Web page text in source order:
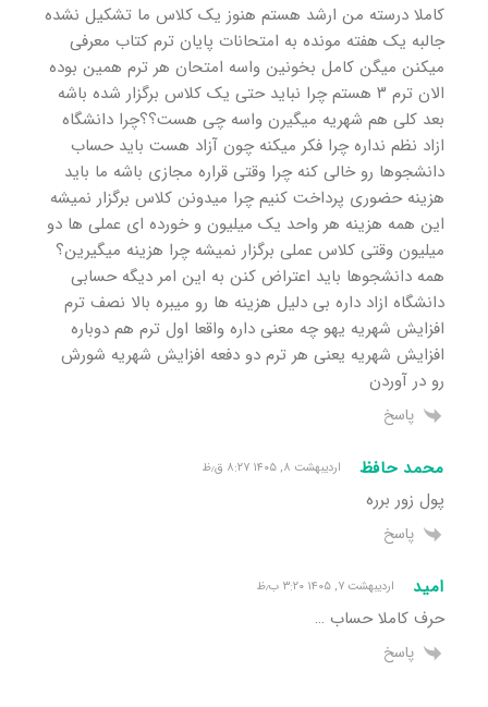
کاملا درسته من ارشد هستم هنوز یک کلاس ما تشکیل نشده
جالبه یک هفته مونده به امتحانات پایان ترم کتاب معرفی
میکنن میگن کامل بخونین واسه امتحان هر ترم همین بوده
الان ترم ۳ هستم چرا نباید حتی یک کلاس برگزار شده باشه
بعد کلی هم شهریه میگیرن واسه چی هست؟؟چرا دانشگاه
ازاد نظم نداره چرا فکر میکنه چون آزاد هست باید حساب
دانشجوها رو خالی کنه چرا وقتی قراره مجازی باشه ما باید
هزینه حضوری پرداخت کنیم چرا میدونن کلاس برگزار نمیشه
این همه هزینه هر واحد یک میلیون و خورده ای عملی ها دو
میلیون وقتی کلاس عملی برگزار نمیشه چرا هزینه میگیرین؟
همه دانشجوها باید اعتراض کنن به این امر دیگه حسابی
دانشگاه ازاد داره بی دلیل هزینه ها رو میبره بالا نصف ترم
افزایش شهریه یهو چه معنی داره واقعا اول ترم هم دوباره
افزایش شهریه یعنی هر ترم دو دفعه افزایش شهریه شورش
رو در آوردن
پاسخ
محمد حافظ اردیبهشت ۸, ۱۴۰۵ ۸:۲۷ ق٫ظ
پول زور برره
پاسخ
امید اردیبهشت ۷, ۱۴۰۵ ۳:۲۰ ب٫ظ
حرف کاملا حساب …
پاسخ